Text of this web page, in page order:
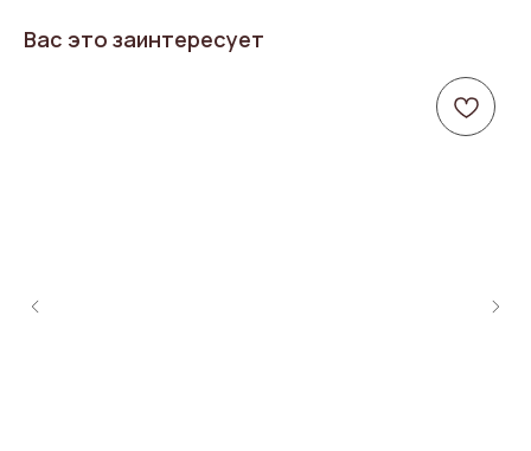
Вас это заинтересует